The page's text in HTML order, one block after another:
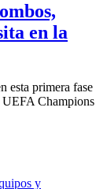
en la
esta primera fase
UEFA Champions